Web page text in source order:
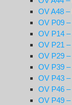
OV A48 –
OV P09
OV P14 –
OV P21
OV P29
OV P39
OV P43
OV P46
OV P49